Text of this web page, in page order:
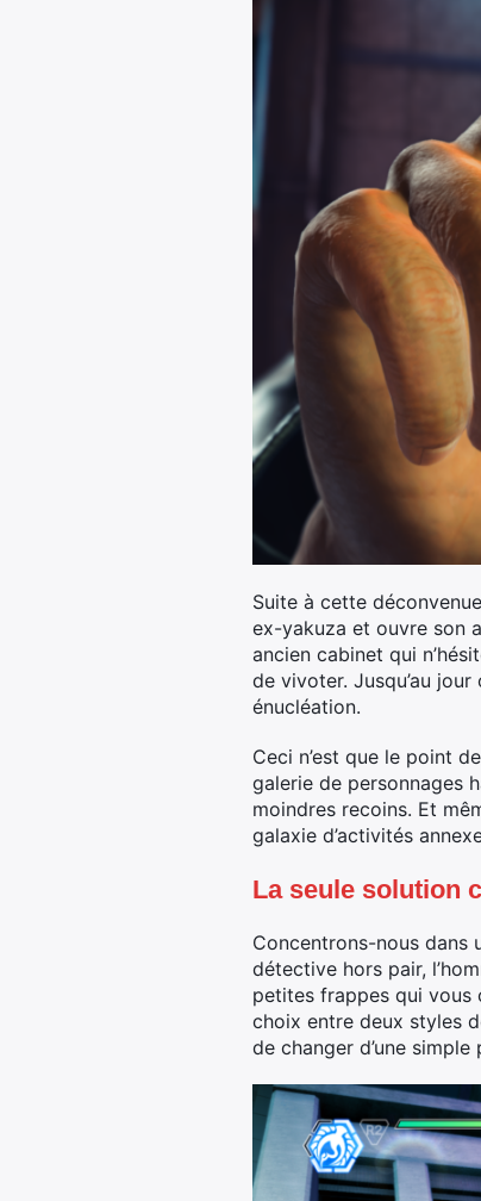
Suite à cette
ex-yakuza et ouvre son
ancien cabinet qui
de vivoter. Jusqu’au
énucléation.
Ceci n’est que le point
galerie de personnages
moindres recoins. Et
galaxie d’activités
La seule solution
Concentrons-nous dans
détective hors pair,
petites frappes qui vous
choix entre deux styles
de changer d’une